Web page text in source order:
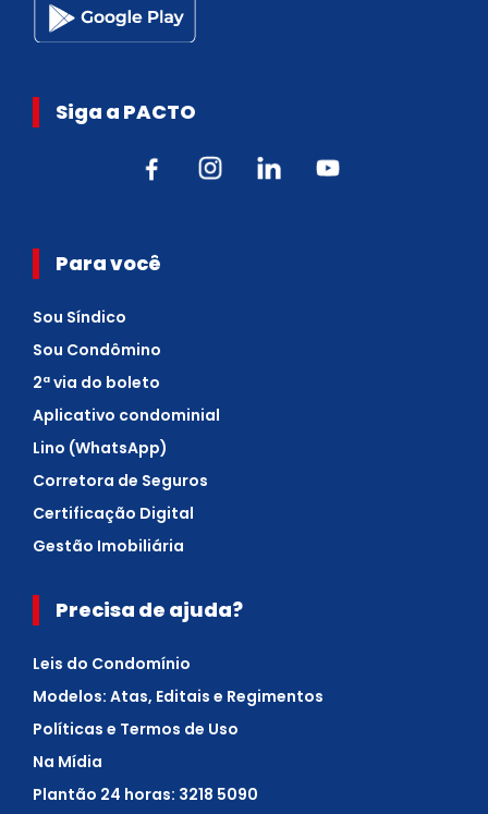
Siga a PACTO
Para você
Sou Síndico
Sou Condômino
2ª via do boleto
Aplicativo condominial
Lino (WhatsApp)
Corretora de Seguros
Certificação Digital
Gestão Imobiliária
Precisa de ajuda?
Leis do Condomínio
Modelos: Atas, Editais e Regimentos
Políticas e Termos de Uso
Na Mídia
Plantão 24 horas: 3218 5090